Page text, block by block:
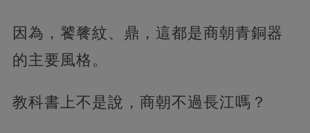
因為，饕餮紋、鼎，這都是商朝青銅器
的主要風格。
教科書上不是說，商朝不過長江嗎？